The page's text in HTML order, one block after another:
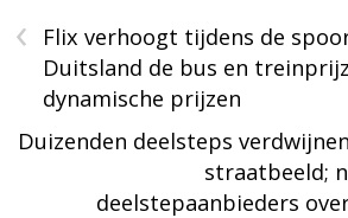
‹
Flix verhoogt tijdens de
Duitsland de bus en
dynamische prijzen
Duizenden deelsteps
straatbeeld;
deelstepaanbieders